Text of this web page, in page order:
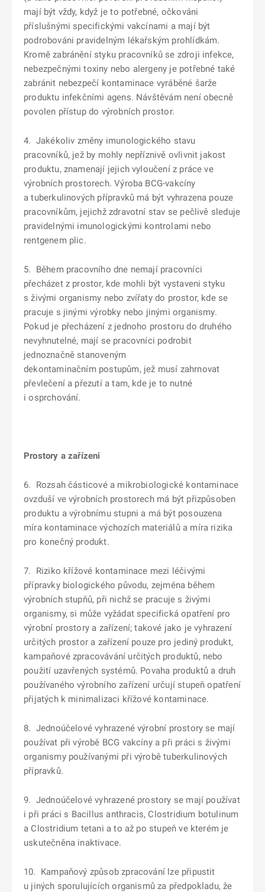
mají být vždy, když je to potřebné, očkováni
příslušnými specifickými vakcínami a mají být
podrobováni pravidelným lékařským prohlídkám.
Kromě zabránění styku pracovníků se zdroji infekce,
nebezpečnými toxiny nebo alergeny je potřebné také
zabránit nebezpečí kontaminace vyráběné šarže
produktu infekčními agens. Návštěvám není obecně
povolen přístup do výrobních prostor.
4. Jakékoliv změny imunologického stavu
pracovníků, jež by mohly nepříznivě ovlivnit jakost
produktu, znamenají jejich vyloučení z práce ve
výrobních prostorech. Výroba BCG-vakcíny
a tuberkulinových přípravků má být vyhrazena pouze
pracovníkům, jejichž zdravotní stav se pečlivě sleduje
pravidelnými imunologickými kontrolami nebo
rentgenem plic.
5. Během pracovního dne nemají pracovníci
přecházet z prostor, kde mohli být vystaveni styku
s živými organismy nebo zvířaty do prostor, kde se
pracuje s jinými výrobky nebo jinými organismy.
Pokud je přecházení z jednoho prostoru do druhého
nevyhnutelné, mají se pracovníci podrobit
jednoznačně stanoveným
dekontaminačním postupům, jež musí zahrnovat
převlečení a přezutí a tam, kde je to nutné
i osprchování.
Prostory a zařízeni
6. Rozsah částicové a mikrobiologické kontaminace
ovzduší ve výrobních prostorech má být přizpůsoben
produktu a výrobnímu stupni a má být posouzena
míra kontaminace výchozích materiálů a míra rizika
pro konečný produkt.
7. Riziko křížové kontaminace mezi léčivými
přípravky biologického původu, zejména během
výrobních stupňů, při nichž se pracuje s živými
organismy, si může vyžádat specifická opatření pro
výrobní prostory a zařízení; takové jako je vyhrazení
určitých prostor a zařízení pouze pro jediný produkt,
kampaňové zpracovávání určitých produktů, nebo
použití uzavřených systémů. Povaha produktů a druh
používaného výrobního zařízení určují stupeň opatření
přijatých k minimalizaci křížové kontaminace.
8. Jednoúčelové vyhrazené výrobní prostory se mají
používat při výrobě BCG vakcíny a při práci s živými
organismy používanými při výrobě tuberkulinových
přípravků.
9. Jednoúčelové vyhrazené prostory se mají používat
i při práci s Bacillus anthracis, Clostridium botulinum
a Clostridium tetani a to až po stupeň ve kterém je
uskutečněna inaktivace.
10. Kampaňový způsob zpracování lze připustit
u jiných sporulujících organismů za předpokladu, že